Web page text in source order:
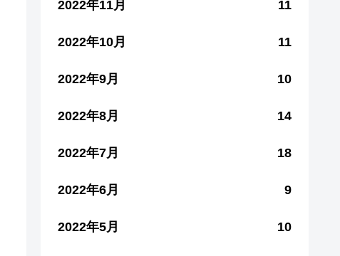
2022年11月 11
2022年10月 11
2022年9月 10
2022年8月 14
2022年7月 18
2022年6月 9
2022年5月 10